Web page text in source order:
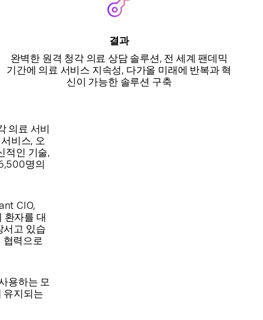
결과
완벽한 원격 청각 의료 상담 솔루션, 전 세계 팬데믹
기간에 의료 서비스 지속성, 다가올 미래에 반복과 혁
신이 가능한 솔루션 구축
의료 서비
비스, 오
적인 기술,
명의
CIO,
환자를 대
서고 있습
협력으로
용하는 모
유지되는